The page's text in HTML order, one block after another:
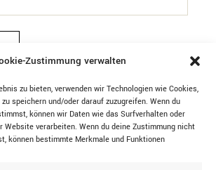
Zustimmung verwalten
zu bieten, verwenden wir Technologien wie Cookies,
speichern und/oder darauf zuzugreifen. Wenn du
können wir Daten wie das Surfverhalten oder
Website verarbeiten. Wenn du deine Zustimmung nicht
können bestimmte Merkmale und Funktionen